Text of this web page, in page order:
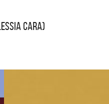
CARA)